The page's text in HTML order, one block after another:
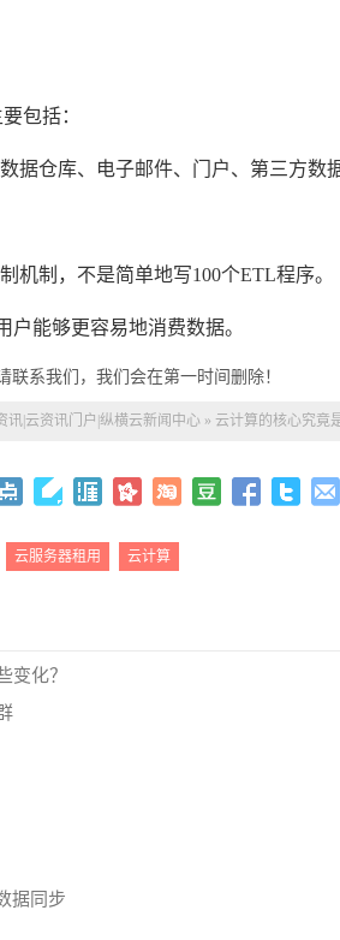
包括：
据仓库、电子邮件、门户、第三方数
机制，不是简单地写100个ETL程序。
能够更容易地消费数据。
系我们，我们会在第一时间删除！
讯|云资讯门户|纵横云新闻中心 » 云计算的核心究竟
云服务器租用 云计算
变化？
据同步